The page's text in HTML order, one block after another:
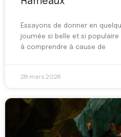
Essayons de donner en
journée si belle et si
à comprendre à cause de
28 mars 2026